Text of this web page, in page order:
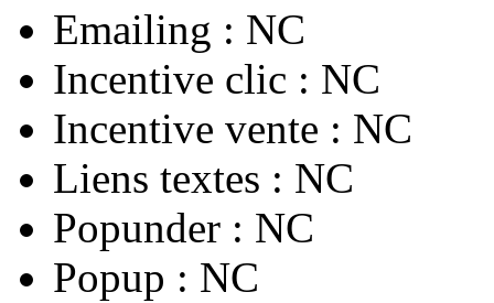
Emailing : NC
Incentive clic : NC
Incentive vente : NC
Liens textes : NC
Popunder : NC
Popup : NC